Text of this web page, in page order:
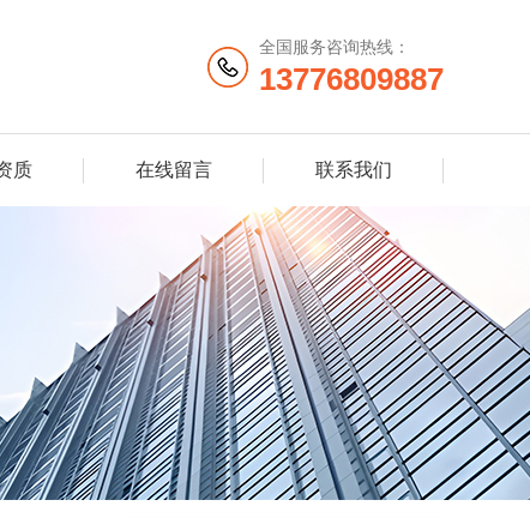
全国服务咨询热线：
13776809887
质 在线留言 联系我们